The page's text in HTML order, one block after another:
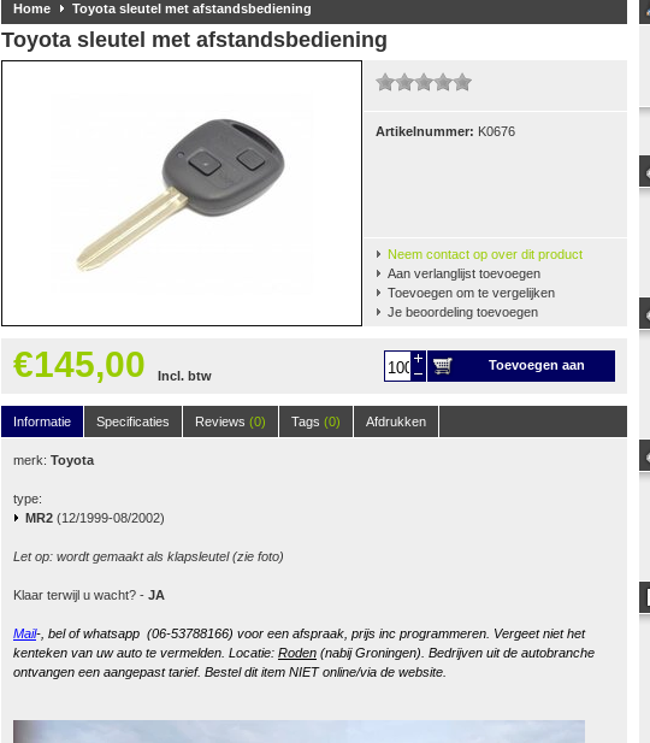
Home Toyota sleutel met afstandsbediening
Toyota sleutel met afstandsbediening
Artikelnummer: K0676
Neem contact op over dit product
Aan verlanglijst toevoegen
Toevoegen om te vergelijken
Je beoordeling toevoegen
€145,00 Incl. btw
Toevoegen aan
Informatie
Specificaties Reviews (0) Tags (0) Afdrukken
merk: Toyota
type:
MR2 (12/1999-08/2002)
Let op: wordt gemaakt als klapsleutel (zie foto)
Klaar terwijl u wacht? - JA
Mail-, bel of whatsapp (06-53788166) voor een afspraak, prijs inc programmeren. Vergeet niet het
kenteken van uw auto te vermelden. Locatie: Roden (nabij Groningen). Bedrijven uit de autobranche
ontvangen een aangepast tarief. Bestel dit item NIET online/via de website.